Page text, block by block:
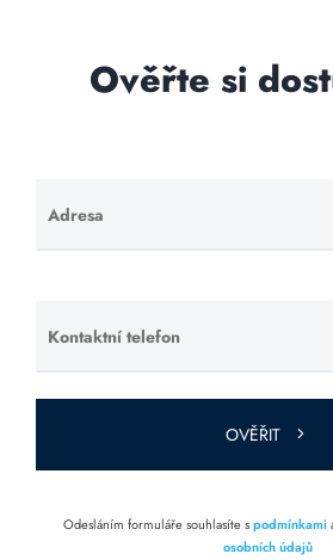
Ověřte si
Adresa
Ponechte
toto pole
Kontaktní telefon
Ponechte
toto pole
prázdné.
OVĚŘIT
Odesláním formuláře souhlasíte spodmínkami
osobních údajů